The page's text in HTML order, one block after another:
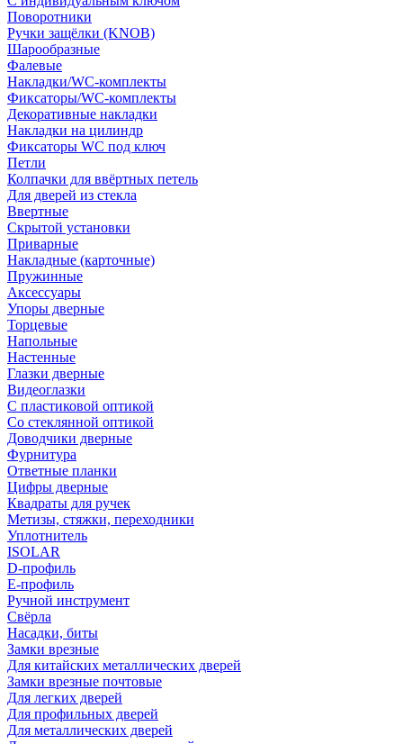
Поворотники
Ручки защёлки (KNOB)
Шарообразные
Фалевые
Накладки/WC-комплекты
Фиксаторы/WC-комплекты
Декоративные накладки
Накладки на цилиндр
Фиксаторы WC под ключ
Петли
Колпачки для ввёртных петель
Для дверей из стекла
Ввертные
Скрытой установки
Приварные
Накладные (карточные)
Пружинные
Аксессуары
Упоры дверные
Торцевые
Напольные
Настенные
Глазки дверные
Видеоглазки
С пластиковой оптикой
Со стеклянной оптикой
Доводчики дверные
Фурнитура
Ответные планки
Цифры дверные
Квадраты для ручек
Метизы, стяжки, переходники
Уплотнитель
ISOLAR
D-профиль
Е-профиль
Ручной инструмент
Свёрла
Насадки, биты
Замки врезные
Для китайских металлических дверей
Замки врезные почтовые
Для легких дверей
Для профильных дверей
Для металлических дверей